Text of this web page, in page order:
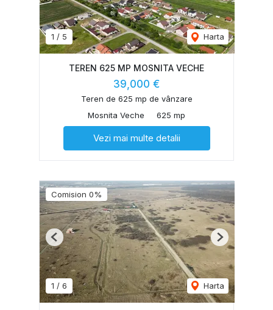
1 / 5 Harta
TEREN 625 MP MOSNITA VECHE
39,000 €
Teren de 625 mp de vânzare
Mosnita Veche
625 mp
Vezi mai multe detalii
Comision 0%
1 / 6 Harta
Previous Next